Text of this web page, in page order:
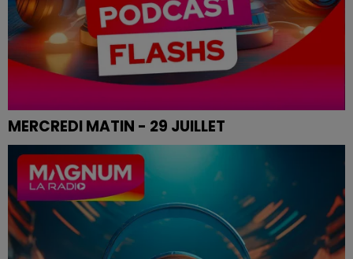
MERCREDI MATIN - 29 JUILLET
Les infos de ce mercredi matin.